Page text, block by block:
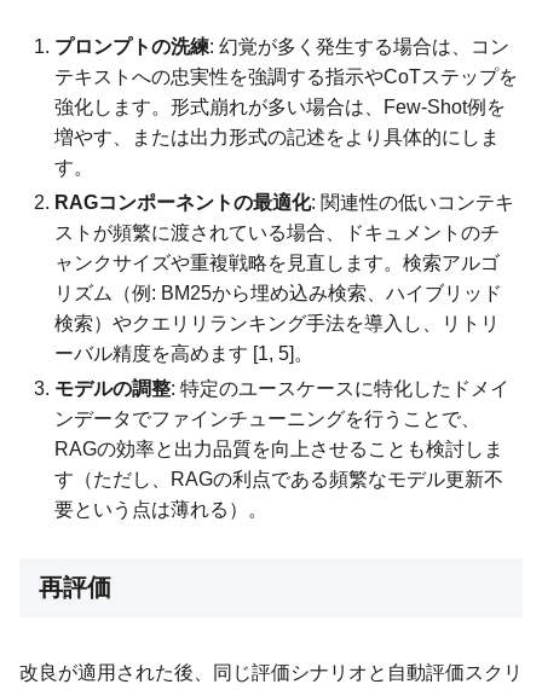
プロンプトの洗練: 幻覚が多く発生する場合は、コン
テキストへの忠実性を強調する指示やCoTステップを
強化します。形式崩れが多い場合は、Few-Shot例を
増やす、または出力形式の記述をより具体的にしま
す。
RAGコンポーネントの最適化: 関連性の低いコンテキ
ストが頻繁に渡されている場合、ドキュメントのチ
ャンクサイズや重複戦略を見直します。検索アルゴ
リズム（例: BM25から埋め込み検索、ハイブリッド
検索）やクエリリランキング手法を導入し、リトリ
ーバル精度を高めます [1, 5]。
モデルの調整: 特定のユースケースに特化したドメイ
ンデータでファインチューニングを行うことで、
RAGの効率と出力品質を向上させることも検討しま
す（ただし、RAGの利点である頻繁なモデル更新不
要という点は薄れる）。
再評価
改良が適用された後、同じ評価シナリオと自動評価スクリ